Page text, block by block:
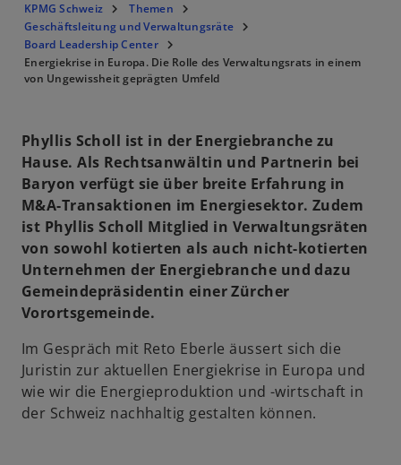
KPMG Schweiz
Themen
Geschäftsleitung und Verwaltungsräte
Board Leadership Center
Energiekrise in Europa. Die Rolle des Verwaltungsrats in einem
von Ungewissheit geprägten Umfeld
Phyllis Scholl ist in der Energiebranche zu
Hause. Als Rechtsanwältin und Partnerin bei
Baryon verfügt sie über breite Erfahrung in
M&A-Transaktionen im Energiesektor. Zudem
ist Phyllis Scholl Mitglied in Verwaltungsräten
von sowohl kotierten als auch nicht-kotierten
Unternehmen der Energiebranche und dazu
Gemeindepräsidentin einer Zürcher
Vorortsgemeinde.
Im Gespräch mit Reto Eberle äussert sich die
Juristin zur aktuellen Energiekrise in Europa und
wie wir die Energieproduktion und -wirtschaft in
der Schweiz nachhaltig gestalten können.